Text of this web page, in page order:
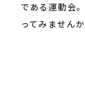
である運動会。
ってみませんか